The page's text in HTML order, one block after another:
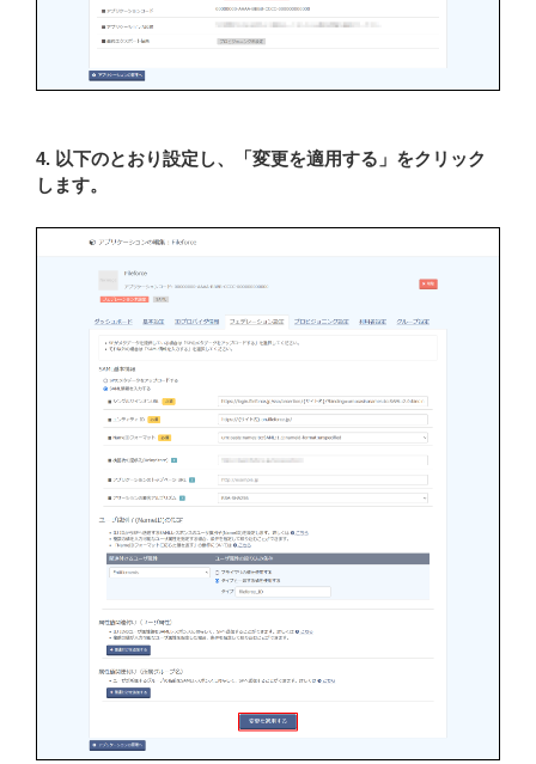
4. 以下のとおり設定し、「変更を適用する」をクリック
します。